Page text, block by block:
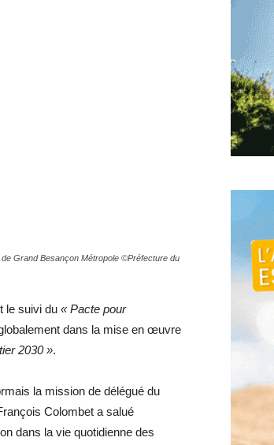
–
Hebdo25
Grand Besançon Métropole ©Préfecture du
le suivi du « Pacte pour
dans la mise en œuvre
2030 ».
la mission de délégué du
Colombet a salué
dans la vie quotidienne des